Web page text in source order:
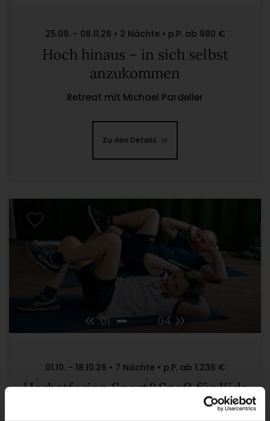
25.09. - 08.11.26 • 2 Nächte • p.P. ab 980 €
Hoch hinaus – in sich selbst
anzukommen
Retreat mit Michael Pardeller
Zu den Details
01 04
01.10. - 18.10.26 • 7 Nächte • p.P. ab 1.236 €
Herbstferien Sport&Spaß für Kids